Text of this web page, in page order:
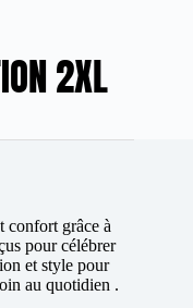
2XL
confort grâce à
pour célébrer
et style pour
au quotidien .